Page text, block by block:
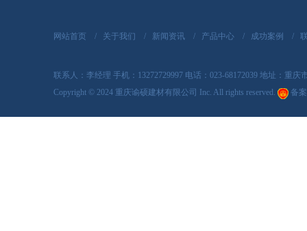
网站首页 / 关于我们 / 新闻资讯 / 产品中心 / 成功案例 /
联系人：李经理 手机：13272729997 电话：023-68172039 地址：重庆
Copyright © 2024 重庆谕硕建材有限公司 Inc. All rights reserved. 备